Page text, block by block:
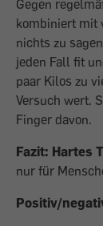
Gegen
kombiniert mit
nichts zu
jeden Fall fit
paar Kilos zu
Versuch wert.
Finger davon.
Fazit: Hartes
nur für
Positiv/